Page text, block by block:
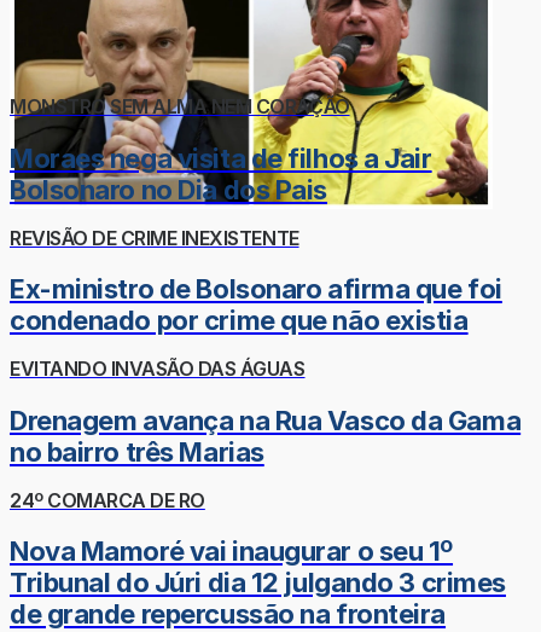
MONSTRO SEM ALMA NEM CORAÇÃO
Moraes nega visita de filhos a Jair
Bolsonaro no Dia dos Pais
REVISÃO DE CRIME INEXISTENTE
Ex-ministro de Bolsonaro afirma que foi
condenado por crime que não existia
EVITANDO INVASÃO DAS ÁGUAS
Drenagem avança na Rua Vasco da Gama
no bairro três Marias
24º COMARCA DE RO
Nova Mamoré vai inaugurar o seu 1º
Tribunal do Júri dia 12 julgando 3 crimes
de grande repercussão na fronteira